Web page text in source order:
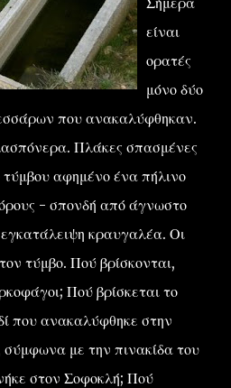
είναι
ορατές
μόνο δύο
που ανακαλύφθηκαν.
Πλάκες σπασμένες
αφημένο ένα πήλινο
- σπονδή από άγνωστο
κραυγαλέα. Οι
τύμβο. Πού βρίσκονται,
Πού βρίσκεται το
που ανακαλύφθηκε στην
με την πινακίδα του
στον Σοφοκλή; Πού